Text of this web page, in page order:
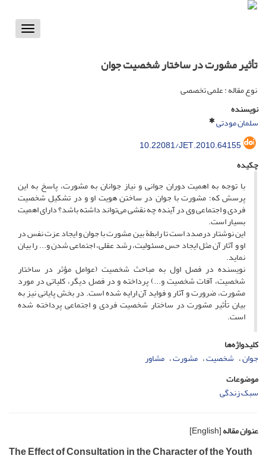
Toggle
تأثیر مشورت در ساختار شخصیت جوان
نوع مقاله : علمی تخصصی
نویسنده
سلمان مودتی
10.22081/JET.2010.64155
چکیده
با توجه به اهمیت دوران جوانی و نیاز جوانان به مشورت، پاسخ به این
پرسش که؛ مشورت با جوان در ساختن هویت او و در تشکیل شخصیت
فردی و اجتماعی وی در آینده چه نقشی می‌تواند داشته باشد؟ دارای اهمیت
بسیار است.
این نوشتار درصدد است تا رابطة بین مشورت با جوان و ایجاد عزت نفس در
او و آثار آن مثل ایجاد حس مسئولیت، رشد عقلی، اجتماعی شدن و... را بیان
نماید.
نویسنده در فصل اول به مباحث شخصیت (عوامل مؤثر در ساختار
شخصیت، آفات شخصیت و...) پرداخته و در فصل دیگر، کلیاتی در مورد
مشورت، ضرورت و آثار و فواید آن ارایه شده است. در بخش پایانی نیز به
بیان تأثیر مشورت در ساختار شخصیت فردی و اجتماعی پرداخته شده
است.
کلیدواژه‌ها
جوان شخصیت مشورت مشاور
موضوعات
سبک زندگی
عنوان مقاله[English]
The Effect of Consultation in the Character of the Youth